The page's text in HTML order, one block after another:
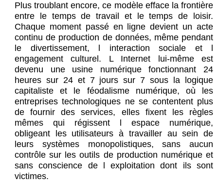
Plus troublant encore, ce modèle efface la frontière
entre le temps de travail et le temps de loisir.
Chaque moment passé en ligne devient un acte
continu de production de données, même pendant
le divertissement, l interaction sociale et l
engagement culturel. L Internet lui-même est
devenu une usine numérique fonctionnant 24
heures sur 24 et 7 jours sur 7 sous la logique
capitaliste et le féodalisme numérique, où les
entreprises technologiques ne se contentent plus
de fournir des services, elles fixent les règles
mêmes qui régissent l espace numérique,
obligeant les utilisateurs à travailler au sein de
leurs systèmes monopolistiques, sans aucun
contrôle sur les outils de production numérique et
sans conscience de l exploitation dont ils sont
victimes.